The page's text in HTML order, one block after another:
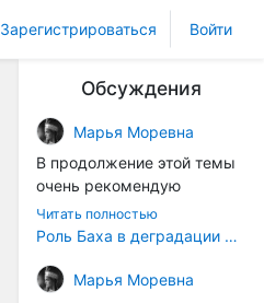
Зарегистрироваться Войти
Обсуждения
Марья Моревна
В продолжение этой темы
очень рекомендую
книжечку "Музыка в
истории культуры" (автор -
Аллегро-Пресс, 1994 год).
Читать полностью
Роль Баха в деградации музыки
Марья Моревна